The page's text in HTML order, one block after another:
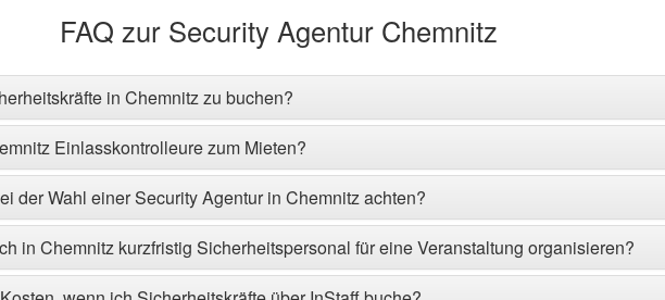
FAQ zur Security Agentur Chemnitz
in Chemnitz zu buchen?
Einlasskontrolleure zum Mieten?
der Wahl einer Security Agentur in Chemnitz achten?
in Chemnitz kurzfristig Sicherheitspersonal für eine Veranstaltung organisieren?